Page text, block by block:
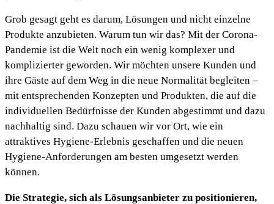
Grob gesagt geht es darum, Lösungen und nicht einzelne
Produkte anzubieten. Warum tun wir das? Mit der Corona-
Pandemie ist die Welt noch ein wenig komplexer und
komplizierter geworden. Wir möchten unsere Kunden und
ihre Gäste auf dem Weg in die neue Normalität begleiten –
mit entsprechenden Konzepten und Produkten, die auf die
individuellen Bedürfnisse der Kunden abgestimmt und dazu
nachhaltig sind. Dazu schauen wir vor Ort, wie ein
attraktives Hygiene-Erlebnis geschaffen und die neuen
Hygiene-Anforderungen am besten umgesetzt werden
können.
Die Strategie, sich als Lösungsanbieter zu positionieren,